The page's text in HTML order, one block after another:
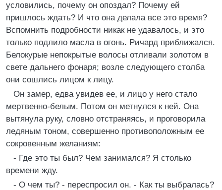
условились, почему он опоздал? Почему ей
пришлось ждать? И что она делала все это время?
Вспомнить подробности никак не удавалось, и это
только подлило масла в огонь. Ричард приближался.
Белокурые непокрытые волосы отливали золотом в
свете дальнего фонаря; возле следующего столба
они сошлись лицом к лицу.
Он замер, едва увидев ее, и лицо у него стало
мертвенно-белым. Потом он метнулся к ней. Она
вытянула руку, словно отстраняясь, и проговорила
ледяным тоном, совершенно противоположным ее
сокровенным желаниям:
- Где это ты был? Чем занимался? Я столько
времени жду.
- О чем ты? - переспросил он. - Как ты выбралась?